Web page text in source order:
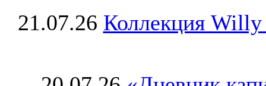
21.07.26 Коллекция Willy